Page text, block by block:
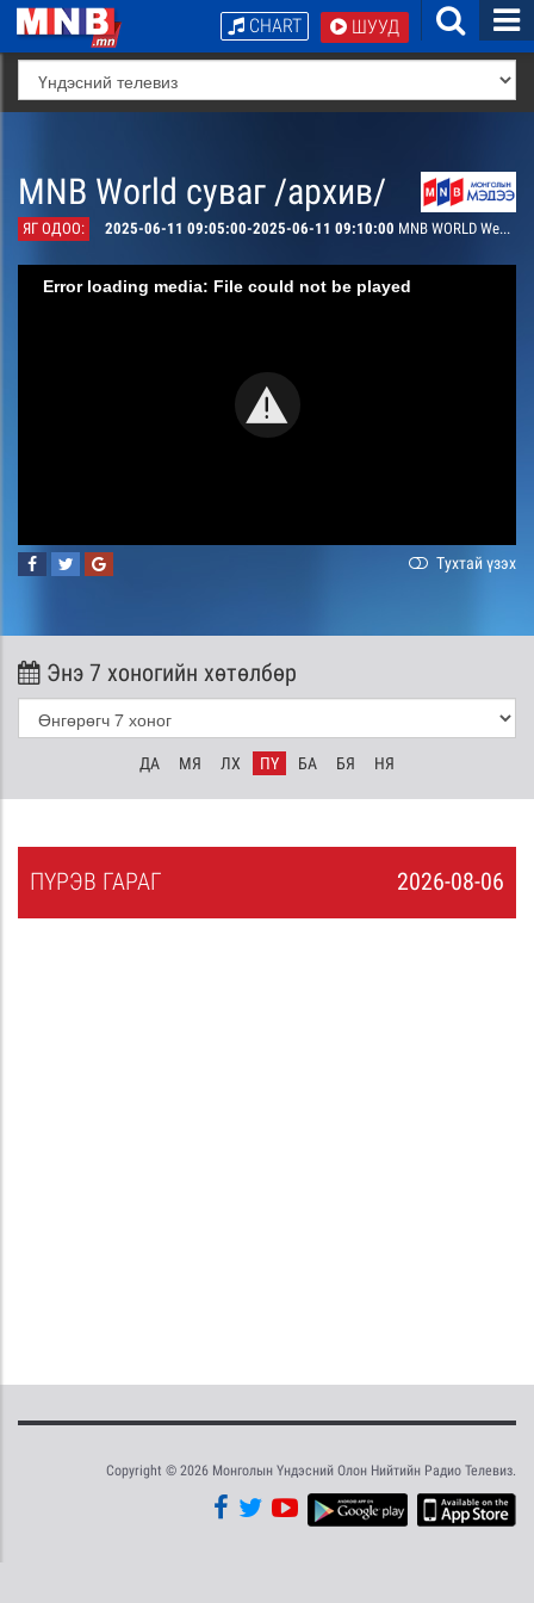
ШУУД
CHART
MNB World суваг /архив/
ЯГ ОДОО: 2025-06-11 09:05:00-2025-06-11 09:10:00 MNB WORLD Weather Today
Error loading media: File could not be played
Тухтай үзэх
Энэ 7 хоногийн хөтөлбөр
ДА МЯ ЛХ ПҮ БА БЯ НЯ
2026-08-06
ПҮРЭВ ГАРАГ
Copyright © 2026 Монголын Үндэсний Олон Нийтийн Радио Телевиз.